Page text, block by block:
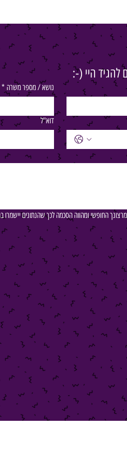
היי (-:
נושא / מספר משרה *
דוא"ל
החופשי ומהווה הסכמה לכך שהנתונים